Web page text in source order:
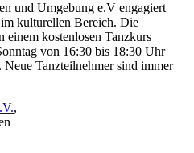
und Umgebung e.V engagiert
kulturellen Bereich. Die
einem kostenlosen Tanzkurs
von 16:30 bis 18:30 Uhr
Tanzteilnehmer sind immer
,